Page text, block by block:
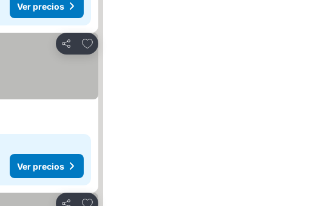
Ver precios
Compartir
Añadir a favoritos
Ver precios
Añadir a favoritos